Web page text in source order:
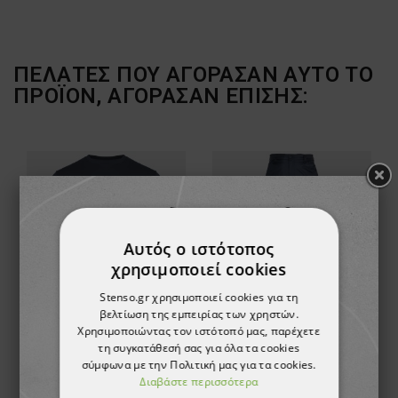
ΠΕΛΆΤΕΣ ΠΟΥ ΑΓΌΡΑΣΑΝ ΑΥΤΌ ΤΟ
ΠΡΟΪΌΝ, ΑΓΌΡΑΣΑΝ ΕΠΊΣΗΣ:
Μπλουζάκι με μακριά μανίκια REMO NAVY (TOURS)
Αυτός ο ιστότοπος
χρησιμοποιεί cookies
Stenso.gr χρησιμοποιεί cookies για τη
βελτίωση της εμπειρίας των χρηστών.
Χρησιμοποιώντας τον ιστότοπό μας, παρέχετε
τη συγκατάθεσή σας για όλα τα cookies
σύμφωνα με την Πολιτική μας για τα cookies.
Διαβάστε περισσότερα